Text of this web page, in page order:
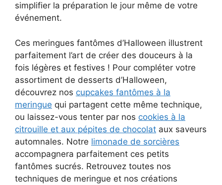
simplifier la préparation le jour même de votre
événement.
Ces meringues fantômes d’Halloween illustrent
parfaitement l’art de créer des douceurs à la
fois légères et festives ! Pour compléter votre
assortiment de desserts d’Halloween,
découvrez nos cupcakes fantômes à la
meringue qui partagent cette même technique,
ou laissez-vous tenter par nos cookies à la
citrouille et aux pépites de chocolat aux saveurs
automnales. Notre limonade de sorcières
accompagnera parfaitement ces petits
fantômes sucrés. Retrouvez toutes nos
techniques de meringue et nos créations